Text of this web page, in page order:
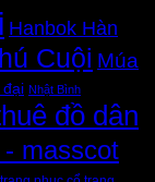
Hanbok Hàn
Cuội Múa
đại Nhật Bình
đồ dân
masscot